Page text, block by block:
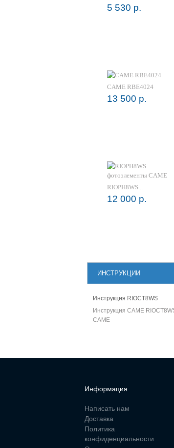
5 530 р.
CAME RBE4024
13 500 р.
RIOPH8WS...
12 000 р.
ИНСТРУКЦИИ
Инструкция RIOCT8WS
Инструкция CAME
CAME
Информация
Написать нам
Доставка
Политика
конфиденциальности